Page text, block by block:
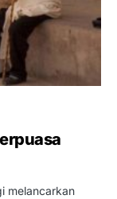
melancarkan